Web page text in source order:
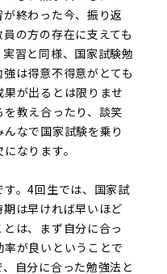
終わった今、振り返
の方の存在に支えても
習と同様、国家試験勉
は得意不得意がとても
が出るとは限りませ
教え合ったり、談笑
なで国家試験を乗り
なります。
。4回生では、国家試
は早ければ早いほど
は、まず自分に合っ
が良いということで
自分に合った勉強法と